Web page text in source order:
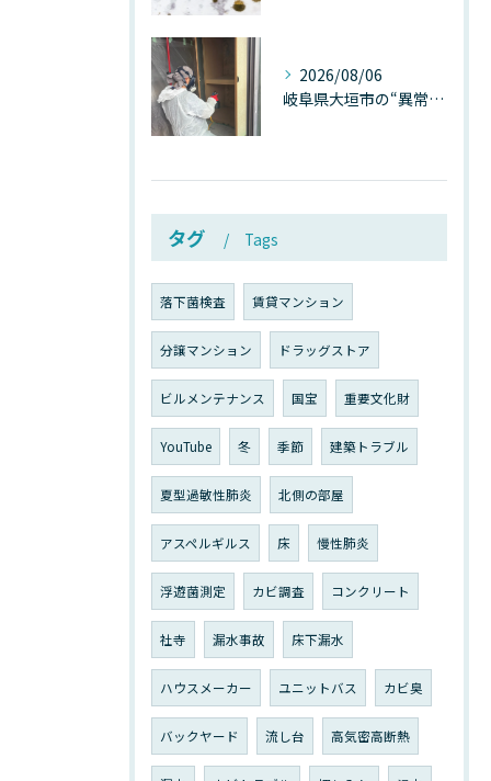
2026/08/06
岐阜県大垣市の“異常に高い気温”が建物内部を腐らせる──深層カビが爆発的に増える本当の理由
タグ Tags
落下菌検査 賃貸マンション
分譲マンション ドラッグストア
ビルメンテナンス 国宝 重要文化財
YouTube 冬 季節 建築トラブル
夏型過敏性肺炎 北側の部屋
アスペルギルス 床 慢性肺炎
浮遊菌測定 カビ調査 コンクリート
社寺 漏水事故 床下漏水
ハウスメーカー ユニットバス カビ臭
バックヤード 流し台 高気密高断熱